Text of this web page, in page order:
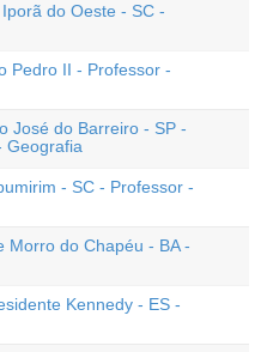
do Oeste - SC -
Pedro II - Professor -
José do Barreiro - SP -
Geografia
- SC - Professor -
Morro do Chapéu - BA -
Kennedy - ES -